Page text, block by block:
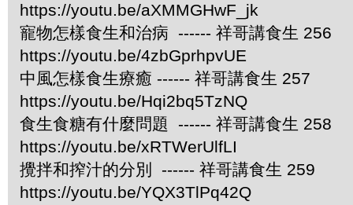
https://youtu.be/aXMMGHwF_jk
寵物怎樣食生和治病 ------ 祥哥講食生 256
https://youtu.be/4zbGprhpvUE
中風怎樣食生療癒 ------ 祥哥講食生 257
https://youtu.be/Hqi2bq5TzNQ
食生食糖有什麼問題 ------ 祥哥講食生 258
https://youtu.be/xRTWerUlfLI
攪拌和搾汁的分別 ------ 祥哥講食生 259
https://youtu.be/YQX3TlPq42Q